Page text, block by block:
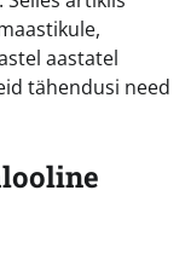
aastatel
tähendusi need